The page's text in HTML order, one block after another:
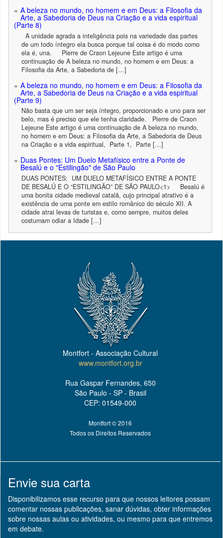
A beleza no mundo, no homem e em Deus: a Filosofia da
Arte, a Sabedoria de Deus na Criação e a vida espiritual
(Parte 8)
A unidade agrada a inteligência pois na variedade das partes
de um todo íntegro ela busca porque tal coisa é do modo como
ela é, una. Pierre de Craon Lejeune Este artigo é uma
continuação de A beleza no mundo, no homem e em Deus: a
Filosofia da Arte, a Sabedoria de […]
A beleza no mundo, no homem e em Deus: a Filosofia da
Arte, a Sabedoria de Deus na Criação e a vida espiritual
(Parte 9)
Não basta que um ser seja íntegro, proporcionado e uno para ser
belo, mas é preciso que ele tenha claridade. Pierre de Craon
Lejeune Este artigo é uma continuação de A beleza no mundo,
no homem e em Deus: a Filosofia da Arte, a Sabedoria de Deus
na Criação e a vida espiritual, Parte 1, Parte […]
Duas Pontes: Um Duelo Metafísico entre a Ponte de
Besalú e o "Estilingão" de São Paulo
DUAS PONTES: UM DUELO METAFÍSICO ENTRE A PONTE
DE BESALÚ E O “ESTILINGÃO” DE SÃO PAULO<1> Besalú é
uma bonita cidade medieval catalã, cujo principal atrativo é a
existência de uma ponte em estilo românico do século XII. A
cidade atrai levas de turistas e, como sempre, muitos deles
costumam odiar a Idade […]
Montfort - Associação Cultural
www.montfort.org.br
Rua Gaspar Fernandes, 650
São Paulo - SP - Brasil
CEP: 01549-000
Montfort © 2016
Todos os Direitos Reservados
Envie sua carta
Disponibilizamos esse recurso para que nossos leitores possam
comentar nossas publicações, sanar dúvidas, obter informações
sobre nossas aulas ou atividades, ou mesmo para que entremos
em debate.